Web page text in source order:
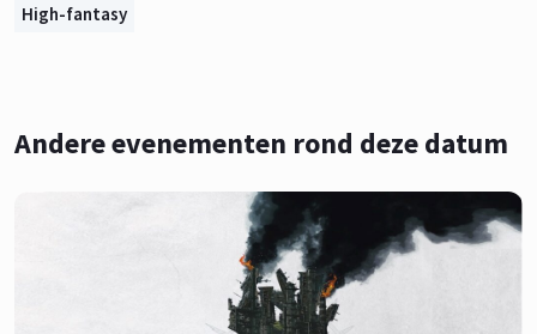
High-fantasy
Andere evenementen rond deze datum